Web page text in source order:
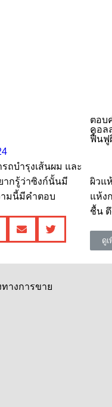
ถบำรุงเส้นผม และ
ากรู้ว่าซิงก์นั้นมี
ามนี้มีคำตอบ
ตอบ
คอล
ฟื้นฟู
ผิวแ
แห้ง
ชื้น
ดู
างการขาย